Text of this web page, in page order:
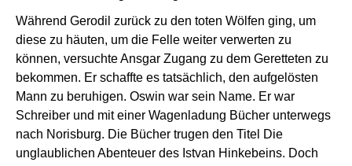
Während Gerodil zurück zu den toten Wölfen ging, um
diese zu häuten, um die Felle weiter verwerten zu
können, versuchte Ansgar Zugang zu dem Geretteten zu
bekommen. Er schaffte es tatsächlich, den aufgelösten
Mann zu beruhigen. Oswin war sein Name. Er war
Schreiber und mit einer Wagenladung Bücher unterwegs
nach Norisburg. Die Bücher trugen den Titel Die
unglaublichen Abenteuer des Istvan Hinkebeins. Doch